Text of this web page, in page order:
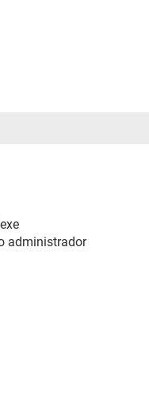
administrador